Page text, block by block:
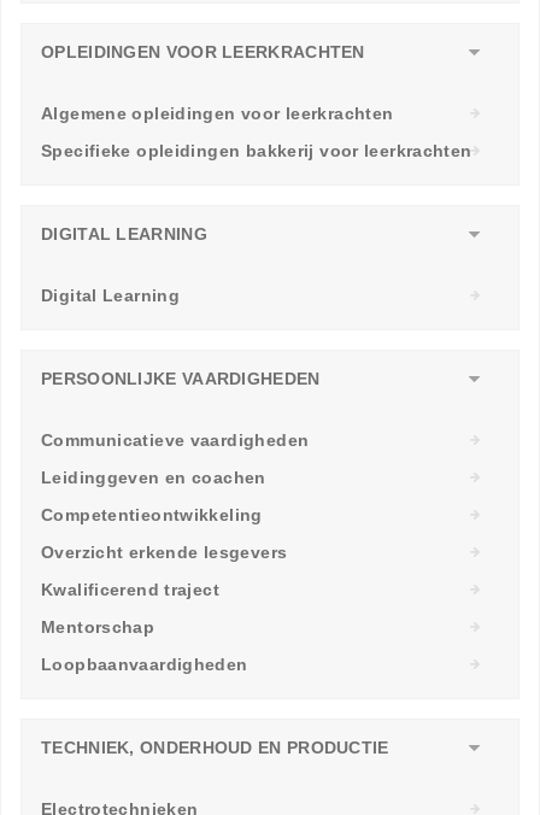
OPLEIDINGEN VOOR LEERKRACHTEN
Algemene opleidingen voor leerkrachten
Specifieke opleidingen bakkerij voor leerkrachten
DIGITAL LEARNING
Digital Learning
PERSOONLIJKE VAARDIGHEDEN
Communicatieve vaardigheden
Leidinggeven en coachen
Competentieontwikkeling
Overzicht erkende lesgevers
Kwalificerend traject
Mentorschap
Loopbaanvaardigheden
TECHNIEK, ONDERHOUD EN PRODUCTIE
Electrotechnieken